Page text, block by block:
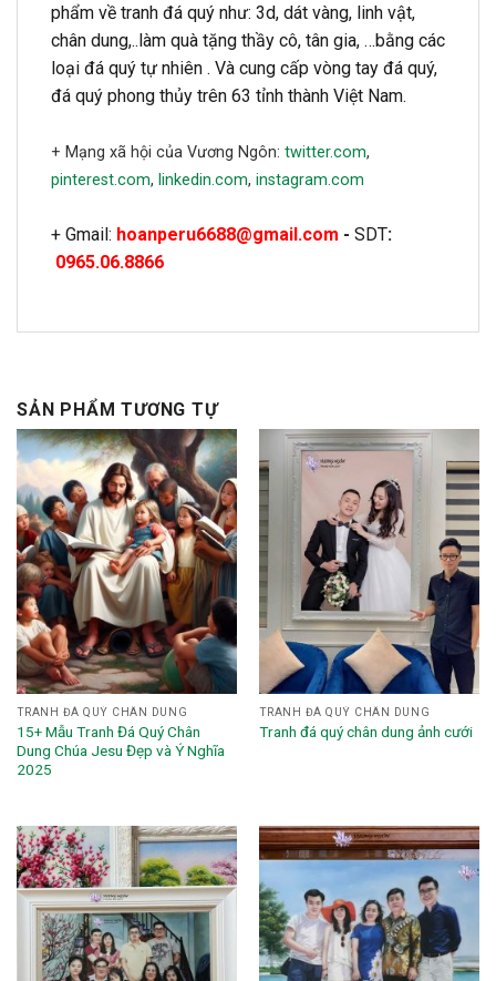
phẩm về tranh đá quý như: 3d, dát vàng, linh vật,
chân dung,..làm quà tặng thầy cô, tân gia, …bằng các
loại đá quý tự nhiên . Và cung cấp vòng tay đá quý,
đá quý phong thủy trên 63 tỉnh thành Việt Nam.
+ Mạng xã hội của Vương Ngôn: twitter.com,
pinterest.com, linkedin.com, instagram.com
+ Gmail: hoanperu6688@gmail.com - SDT:
0965.06.8866
SẢN PHẨM TƯƠNG TỰ
TRANH ĐÁ QUÝ CHÂN DUNG
15+ Mẫu Tranh Đá Quý Chân
Dung Chúa Jesu Đẹp và Ý Nghĩa
2025
TRANH ĐÁ QUÝ CHÂN DUNG
Tranh đá quý chân dung ảnh cưới